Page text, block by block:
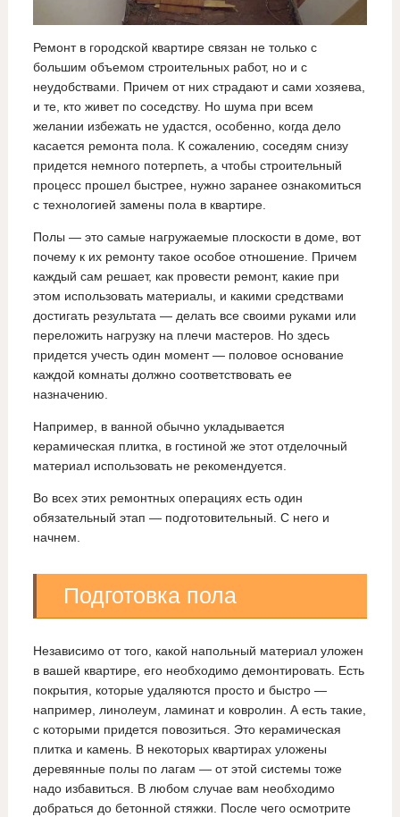
Ремонт в городской квартире связан не только с
большим объемом строительных работ, но и с
неудобствами. Причем от них страдают и сами хозяева,
и те, кто живет по соседству. Но шума при всем
желании избежать не удастся, особенно, когда дело
касается ремонта пола. К сожалению, соседям снизу
придется немного потерпеть, а чтобы строительный
процесс прошел быстрее, нужно заранее ознакомиться
с технологией замены пола в квартире.
Полы — это самые нагружаемые плоскости в доме, вот
почему к их ремонту такое особое отношение. Причем
каждый сам решает, как провести ремонт, какие при
этом использовать материалы, и какими средствами
достигать результата — делать все своими руками или
переложить нагрузку на плечи мастеров. Но здесь
придется учесть один момент — половое основание
каждой комнаты должно соответствовать ее
назначению.
Например, в ванной обычно укладывается
керамическая плитка, в гостиной же этот отделочный
материал использовать не рекомендуется.
Во всех этих ремонтных операциях есть один
обязательный этап — подготовительный. С него и
начнем.
Подготовка пола
Независимо от того, какой напольный материал уложен
в вашей квартире, его необходимо демонтировать. Есть
покрытия, которые удаляются просто и быстро —
например, линолеум, ламинат и ковролин. А есть такие,
с которыми придется повозиться. Это керамическая
плитка и камень. В некоторых квартирах уложены
деревянные полы по лагам — от этой системы тоже
надо избавиться. В любом случае вам необходимо
добраться до бетонной стяжки. После чего осмотрите